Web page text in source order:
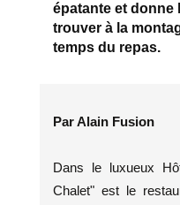
épatante et donne
trouver à la
temps du repas.
Par Alain Fusion
Dans le luxueux
Chalet" est le